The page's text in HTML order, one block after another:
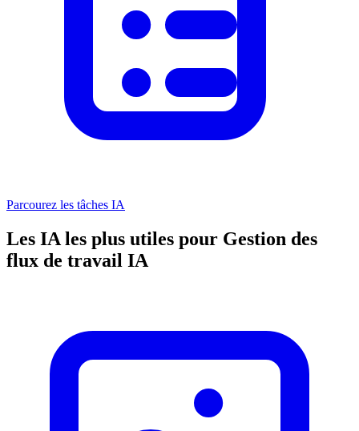
Parcourez les tâches IA
Les IA les plus utiles pour Gestion des
flux de travail IA